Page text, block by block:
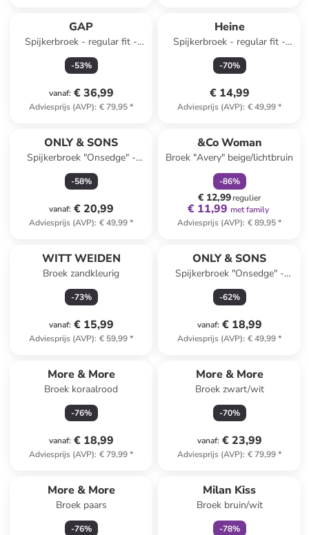
GAP
Spijkerbroek - regular fit -
donkerblauw
-53%
vanaf: € 36,99
Adviesprijs (AVP): € 79,95*
Heine
Spijkerbroek - regular fit -
donkerblauw
-70%
€ 14,99
Adviesprijs (AVP): € 49,99*
ONLY & SONS
Spijkerbroek "Onsedge" -
regular fit - blauw
-58%
vanaf: € 20,99
Adviesprijs (AVP): € 49,99*
&Co Woman
Broek "Avery" beige/lichtbruin
-86%
€ 12,99regulier
€ 11,99 met family
Adviesprijs (AVP): € 89,95*
WITT WEIDEN
Broek zandkleurig
-73%
vanaf: € 15,99
Adviesprijs (AVP): € 59,99*
ONLY & SONS
Spijkerbroek "Onsedge" -
regular fit - zwart
-62%
vanaf: € 18,99
Adviesprijs (AVP): € 49,99*
More & More
Broek koraalrood
-76%
vanaf: € 18,99
Adviesprijs (AVP): € 79,99*
More & More
Broek zwart/wit
-70%
vanaf: € 23,99
Adviesprijs (AVP): € 79,99*
More & More
Broek paars
-76%
Milan Kiss
Broek bruin/wit
-78%